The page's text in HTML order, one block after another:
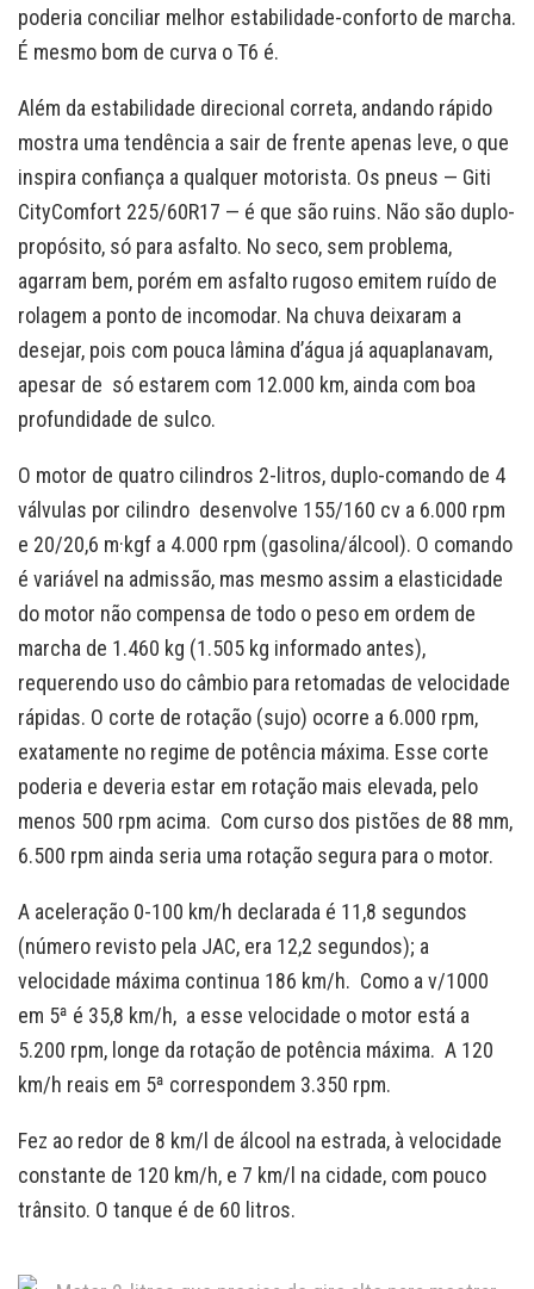
poderia conciliar melhor estabilidade-conforto de marcha.
É mesmo bom de curva o T6 é.
Além da estabilidade direcional correta, andando rápido
mostra uma tendência a sair de frente apenas leve, o que
inspira confiança a qualquer motorista. Os pneus — Giti
CityComfort 225/60R17 — é que são ruins. Não são duplo-
propósito, só para asfalto. No seco, sem problema,
agarram bem, porém em asfalto rugoso emitem ruído de
rolagem a ponto de incomodar. Na chuva deixaram a
desejar, pois com pouca lâmina d’água já aquaplanavam,
apesar de só estarem com 12.000 km, ainda com boa
profundidade de sulco.
O motor de quatro cilindros 2-litros, duplo-comando de 4
válvulas por cilindro desenvolve 155/160 cv a 6.000 rpm
e 20/20,6 m·kgf a 4.000 rpm (gasolina/álcool). O comando
é variável na admissão, mas mesmo assim a elasticidade
do motor não compensa de todo o peso em ordem de
marcha de 1.460 kg (1.505 kg informado antes),
requerendo uso do câmbio para retomadas de velocidade
rápidas. O corte de rotação (sujo) ocorre a 6.000 rpm,
exatamente no regime de potência máxima. Esse corte
poderia e deveria estar em rotação mais elevada, pelo
menos 500 rpm acima. Com curso dos pistões de 88 mm,
6.500 rpm ainda seria uma rotação segura para o motor.
A aceleração 0-100 km/h declarada é 11,8 segundos
(número revisto pela JAC, era 12,2 segundos); a
velocidade máxima continua 186 km/h. Como a v/1000
em 5ª é 35,8 km/h, a esse velocidade o motor está a
5.200 rpm, longe da rotação de potência máxima. A 120
km/h reais em 5ª correspondem 3.350 rpm.
Fez ao redor de 8 km/l de álcool na estrada, à velocidade
constante de 120 km/h, e 7 km/l na cidade, com pouco
trânsito. O tanque é de 60 litros.